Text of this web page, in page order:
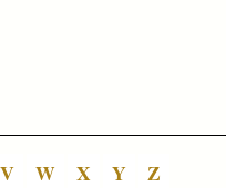
V W X Y Z